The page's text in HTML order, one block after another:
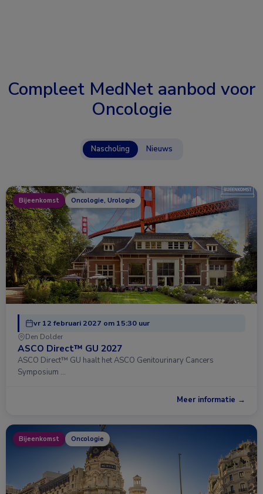
Compleet MedNet aanbod voor
Oncologie
Nascholing Nieuws
Bijeenkomst Oncologie, Urologie
vr 12 februari 2027 om 15:30 uur
Den Dolder
ASCO Direct™ GU 2027
ASCO Direct™ GU haalt het ASCO Genitourinary Cancers
Symposium …
Meer informatie →
Bijeenkomst Oncologie